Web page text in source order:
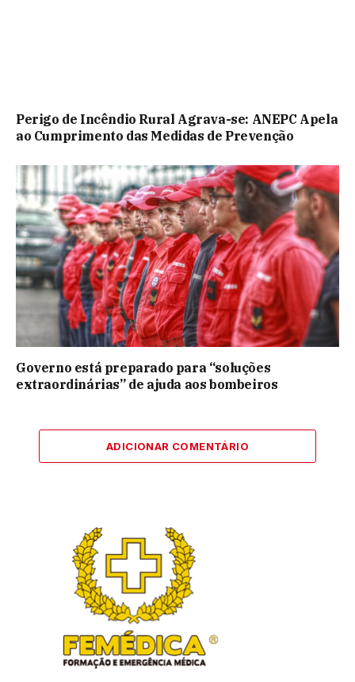
Perigo de Incêndio Rural Agrava-se: ANEPC Apela
ao Cumprimento das Medidas de Prevenção
Governo está preparado para “soluções
extraordinárias” de ajuda aos bombeiros
ADICIONAR COMENTÁRIO